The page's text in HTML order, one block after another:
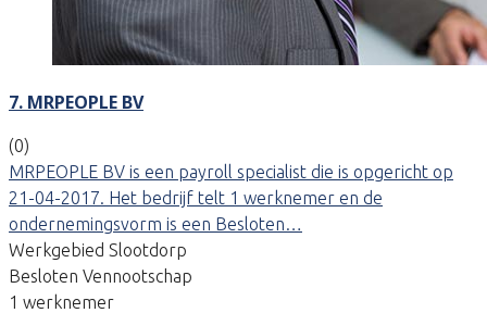
7. MRPEOPLE BV
(0)
MRPEOPLE BV is een payroll specialist die is opgericht op
21-04-2017. Het bedrijf telt 1 werknemer en de
ondernemingsvorm is een Besloten…
Werkgebied Slootdorp
Besloten Vennootschap
1 werknemer